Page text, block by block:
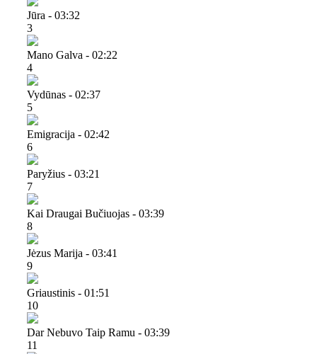
Jūra - 03:32
3
Mano Galva - 02:22
4
Vydūnas - 02:37
5
Emigracija - 02:42
6
Paryžius - 03:21
7
Kai Draugai Bučiuojas - 03:39
8
Jėzus Marija - 03:41
9
Griaustinis - 01:51
10
Dar Nebuvo Taip Ramu - 03:39
11